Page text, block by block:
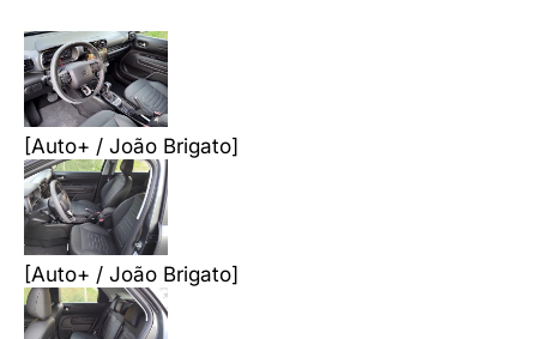
[Auto+ / João Brigato]
[Auto+ / João Brigato]